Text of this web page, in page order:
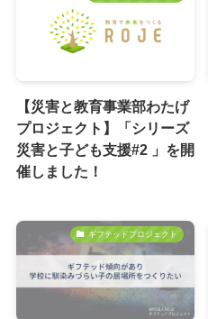
【災害と教育事業部わたげ
プロジェクト】「シリーズ
災害と子ども支援#2 」を開
催しました！
ギフテッドプロジェクト